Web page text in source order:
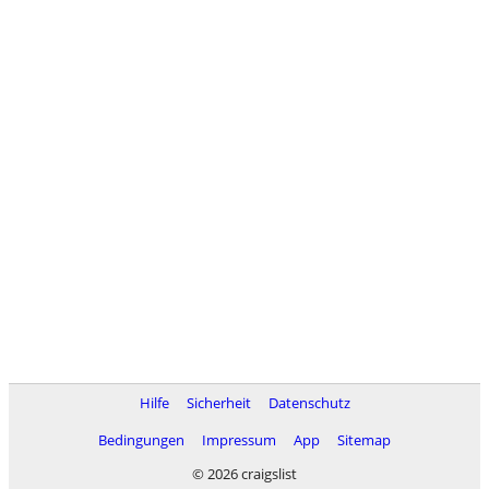
Hilfe Sicherheit
Datenschutz
Bedingungen
Impressum App
Sitemap
© 2026 craigslist